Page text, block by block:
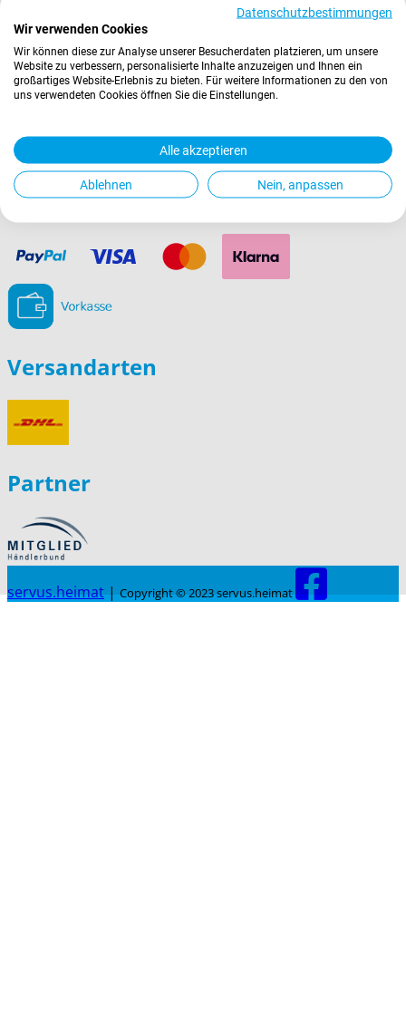
Widerrufsrecht
Datenschutz
Impressum
E-
Mail-
Adresse
Abonnieren
Zahlungsarten
Versandarten
Partner
servus.heimat | Copyright © 2023 servus.heimat
Datenschutzbestimmungen
Wir verwenden Cookies
Wir können diese zur Analyse unserer Besucherdaten platzieren, um unsere
Website zu verbessern, personalisierte Inhalte anzuzeigen und Ihnen ein
großartiges Website-Erlebnis zu bieten. Für weitere Informationen zu den von
uns verwendeten Cookies öffnen Sie die Einstellungen.
Alle akzeptieren
Ablehnen Nein, anpassen